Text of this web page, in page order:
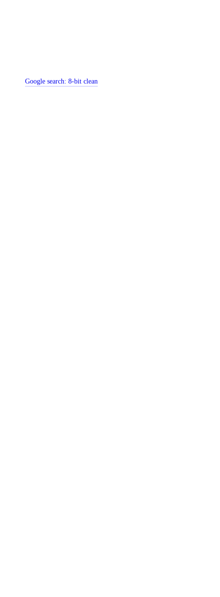
Google search:8-bit clean